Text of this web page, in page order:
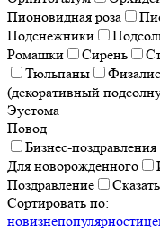
Пионовидная роза
Подснежники
Ромашки
Сирень
Тюльпаны
Физалис
(декоративный
Эустома
Повод
Бизнес-поздравления
Для новорожденного
Поздравление
Сортировать по:
новизнепопулярности